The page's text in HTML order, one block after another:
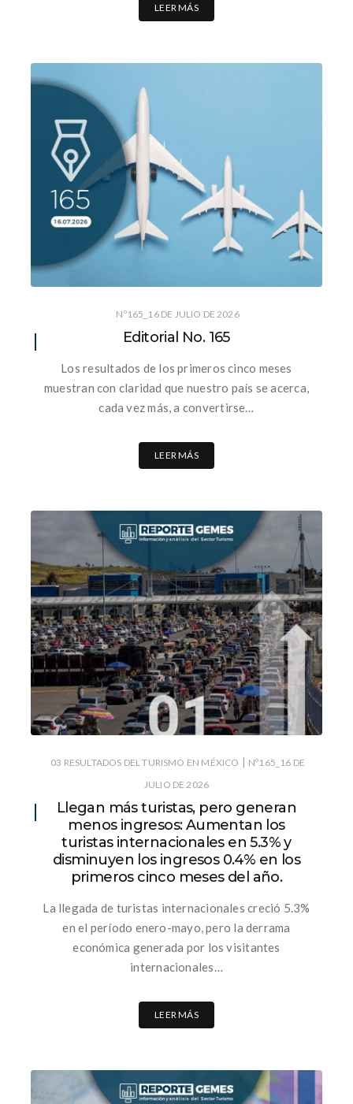
LEER MÁS
Nº165_16 DE JULIO DE 2026
Editorial No. 165
Los resultados de los primeros cinco meses
muestran con claridad que nuestro país se acerca,
cada vez más, a convertirse…
LEER MÁS
03 RESULTADOS DEL TURISMO EN MÉXICO | Nº165_16 DE
JULIO DE 2026
Llegan más turistas, pero generan
menos ingresos: Aumentan los
turistas internacionales en 5.3% y
disminuyen los ingresos 0.4% en los
primeros cinco meses del año.
La llegada de turistas internacionales creció 5.3%
en el período enero-mayo, pero la derrama
económica generada por los visitantes
internacionales…
LEER MÁS